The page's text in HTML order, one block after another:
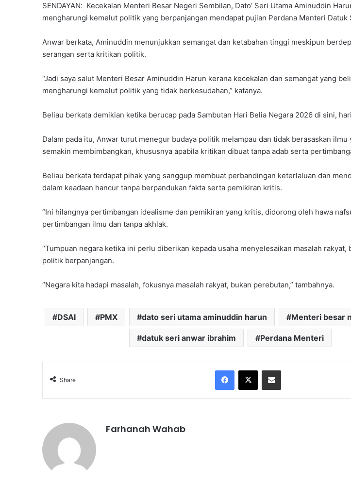
SENDAYAN: Kecekalan Menteri Besar Negeri Sembilan, Dato’ Seri Utama Aminuddin
mengharungi kemelut politik yang berpanjangan mendapat pujian Perdana Menteri Datuk
Anwar berkata, Aminuddin menunjukkan semangat dan ketabahan tinggi meskipun
serangan serta kritikan politik.
“Jadi saya salut Menteri Besar Aminuddin Harun kerana kecekalan dan semangat yang
mengharungi kemelut politik yang tidak berkesudahan,” katanya.
Beliau berkata demikian ketika berucap pada Sambutan Hari Belia Negara 2026 di sini,
Dalam pada itu, Anwar turut menegur budaya politik melampau dan tidak berasaskan ilmu
semakin membimbangkan, khususnya apabila kritikan dibuat tanpa adab serta
Beliau berkata terdapat pihak yang sanggup membuat perbandingan keterlaluan dan
dalam keadaan hancur tanpa berpandukan fakta serta pemikiran kritis.
“Ini hilangnya pertimbangan idealisme dan pemikiran yang kritis, didorong oleh hawa
pertimbangan ilmu dan tanpa akhlak.
“Tumpuan negara ketika ini perlu diberikan kepada usaha menyelesaikan masalah rakyat,
politik berpanjangan.
“Negara kita hadapi masalah, fokusnya masalah rakyat, bukan perebutan,” tambahnya.
DSAI PMX dato seri utama aminuddin harun Menteri besar
datuk seri anwar ibrahim Perdana Menteri
Share
Farhanah Wahab